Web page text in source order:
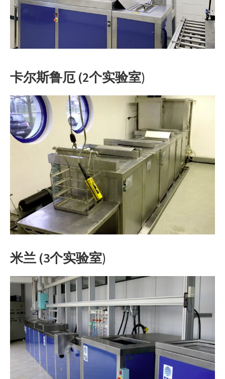
卡尔斯鲁厄 (2个实验室)
米兰 (3个实验室)